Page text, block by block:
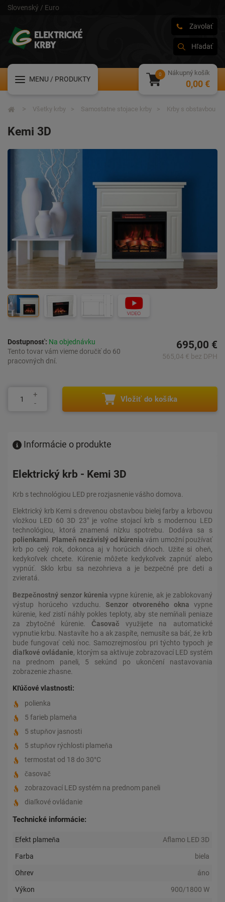
Slovenský / Euro
Zavolať
Hľadať
MENU / PRODUKTY
Nákupný košík
0,00 €
Kemi 3D
Dostupnosť: Na objednávku
Tento tovar vám vieme doručiť do 60
pracovných dní.
695,00 €
565,04 € bez DPH
Vložiť do košíka
Informácie o produkte
Elektrický krb - Kemi 3D
Krb s technológiou LED pre rozjasnenie vášho domova.
Elektrický krb Kemi s drevenou obstavbou bielej farby a krbovou
vložkou LED 60 3D 23" je voľne stojací krb s modernou LED
technológiou, ktorá znamená nízku spotrebu. Dodáva sa s
polienkami. Plameň nezávislý od kúrenia vám umožní používať
krb po celý rok, dokonca aj v horúcich dňoch. Užite si oheň,
kedykoľvek chcete. Kúrenie môžete kedykoľvek zapnúť alebo
vypnúť. Sklo krbu sa nezohrieva a je bezpečné pre deti a
zvieratá.
Bezpečnostný senzor kúrenia vypne kúrenie, ak je zablokovaný
výstup horúceho vzduchu. Senzor otvoreného okna vypne
kúrenie, keď zistí náhly pokles teploty, aby ste nemíňali peniaze
za zbytočné kúrenie.Časovač využijete na automatické
vypnutie krbu. Nastavíte ho a ak zaspíte, nemusíte sa báť, že krb
bude fungovať celú noc. Samozrejmosťou pri týchto typoch je
diaľkové ovládanie, ktorým sa aktivuje zobrazovací LED systém
na prednom paneli, 5 sekúnd po ukončení nastavovania
zobrazenie zhasne.
Kľúčové vlastnosti:
polienka
5 farieb plameňa
5 stupňov jasnosti
5 stupňov rýchlosti plameňa
termostat od 18 do 30°C
časovač
zobrazovací LED systém na prednom paneli
diaľkové ovládanie
Technické informácie:
Efekt plameňa Aflamo LED 3D
Farba biela
Ohrev áno
Výkon 900/1800 W
Všetky krby Samostatne stojace krby Krby s obstavbou